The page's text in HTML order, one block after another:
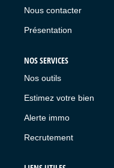
Nous contacter
Présentation
NOS SERVICES
Nos outils
Estimez votre bien
Alerte immo
Recrutement